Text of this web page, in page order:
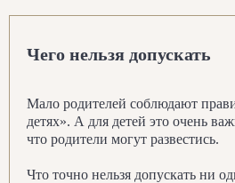
Чего нельзя допускать
Мало родителей соблюдают
детях». А для детей это очень
что родители могут развестись.
Что точно нельзя допускать ни
Для пар
О том, как построить крепкие
отношения с партнёром на всю
эмоции и любовь. Практические
упражнения о том, как вернуть
любовь, страсть, уважение, дать
новый виток своим отношениям.